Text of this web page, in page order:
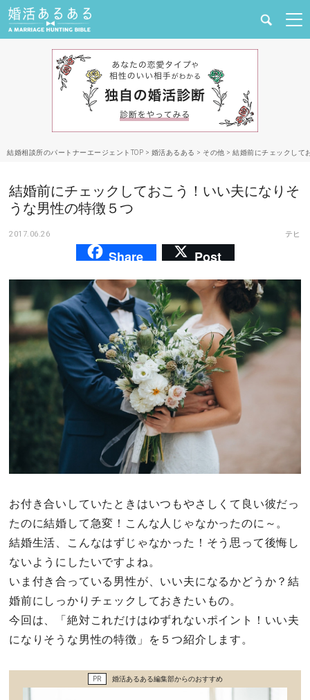
婚活と結婚
合コン・街コン
マッチングアプリ
あるある
その他
仕事とキャリア
ファッション・美容
グルメ
趣味・旅行
結婚相談所のパートナーエージェントTOP > 婚活あるある > その他 > 結婚前にチェックして
結婚前にチェックしておこう！いい夫になりそ
うな男性の特徴５つ
2017.06.26 テヒ
Share Post
お付き合いしていたときはいつもやさしくて良い彼だっ
たのに結婚して急変！こんな人じゃなかったのに～。
結婚生活、こんなはずじゃなかった！そう思って後悔し
ないようにしたいですよね。
いま付き合っている男性が、いい夫になるかどうか？結
婚前にしっかりチェックしておきたいもの。
今回は、「絶対これだけはゆずれないポイント！いい夫
になりそうな男性の特徴」を５つ紹介します。
PR 婚活あるある編集部からのおすすめ